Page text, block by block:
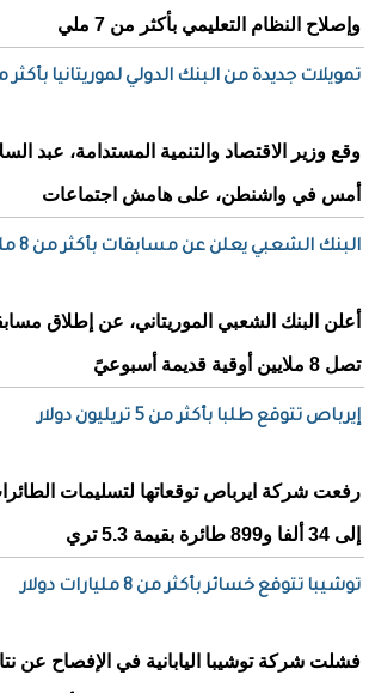
وإصلاح النظام التعليمي بأكثر من 7 ملي
تمويلات جديدة من البنك الدولي لموريتانيا بأكثر من 67 مليون
وقع وزير الاقتصاد والتنمية المستدامة، عبد
أمس في واشنطن، على هامش اجتماعات
البنك الشعبي يعلن عن مسابقات بأكثر من 8 ملايين أوقية قديمة
أعلن البنك الشعبي الموريتاني، عن إطلاق
تصل 8 ملايين أوقية قديمة أسبوعيً
إيرباص تتوقع طلبا بأكثر من 5 تريليون دولار
رفعت شركة ايرباص توقعاتها لتسليمات
إلى 34 ألفا و899 طائرة بقيمة 5.3 تري
توشيبا تتوقع خسائر بأكثر من 8 مليارات دولار
فشلت شركة توشيبا اليابانية في الإفصاح عن